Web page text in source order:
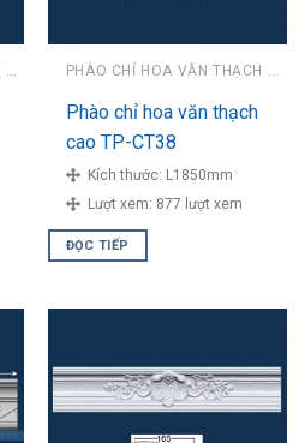
Phào chỉ hoa văn thạch
cao TP-CT38
Kích thước: L1850mm
Lượt xem: 877 lượt xem
ĐỌC TIẾP